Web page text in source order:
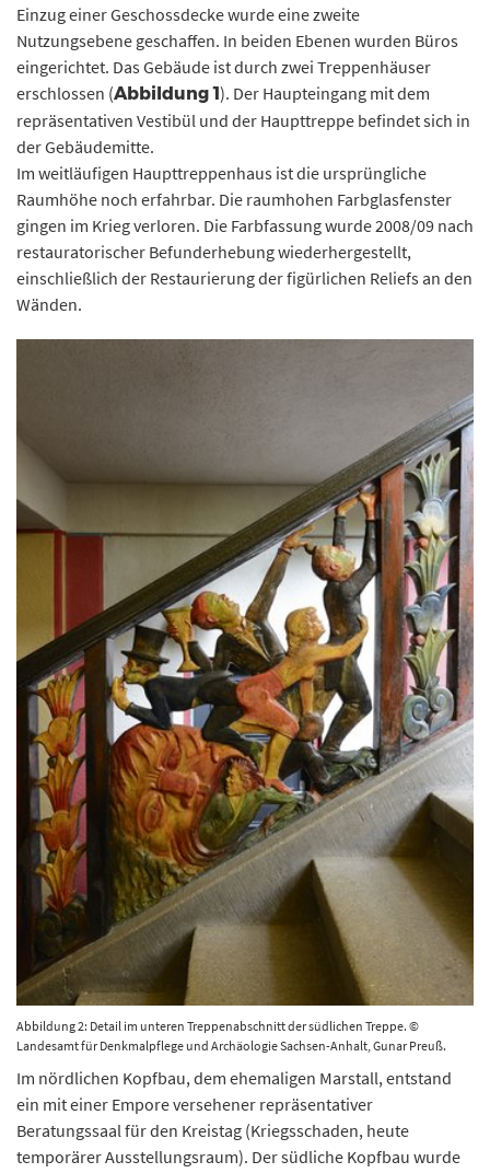
Einzug einer Geschossdecke wurde eine zweite
Nutzungsebene geschaffen. In beiden Ebenen wurden Büros
eingerichtet. Das Gebäude ist durch zwei Treppenhäuser
erschlossen (Abbildung 1). Der Haupteingang mit dem
repräsentativen Vestibül und der Haupttreppe befindet sich in
der Gebäudemitte.
Im weitläufigen Haupttreppenhaus ist die ursprüngliche
Raumhöhe noch erfahrbar. Die raumhohen Farbglasfenster
gingen im Krieg verloren. Die Farbfassung wurde 2008/09 nach
restauratorischer Befunderhebung wiederhergestellt,
einschließlich der Restaurierung der figürlichen Reliefs an den
Wänden.
Abbildung 2: Detail im unteren Treppenabschnitt der südlichen Treppe. ©
Landesamt für Denkmalpflege und Archäologie Sachsen-Anhalt, Gunar Preuß.
Im nördlichen Kopfbau, dem ehemaligen Marstall, entstand
ein mit einer Empore versehener repräsentativer
Beratungssaal für den Kreistag (Kriegsschaden, heute
temporärer Ausstellungsraum). Der südliche Kopfbau wurde